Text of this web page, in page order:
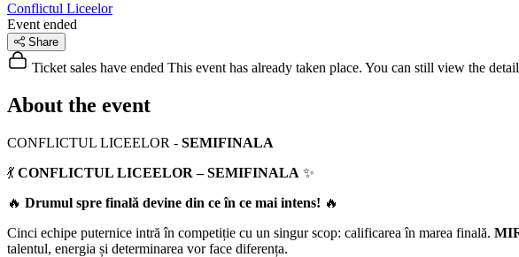
Conflictul Liceelor
Event ended
Share
Ticket sales have ended This event has already taken place. You can still view the
About the event
CONFLICTUL LICEELOR - SEMIFINALA
💃 CONFLICTUL LICEELOR – SEMIFINALA ✨
🔥 Drumul spre finală devine din ce în ce mai intens! 🔥
Cinci echipe puternice intră în competiție cu un singur scop: calificarea în marea finală.
talentul, energia și determinarea vor face diferența.